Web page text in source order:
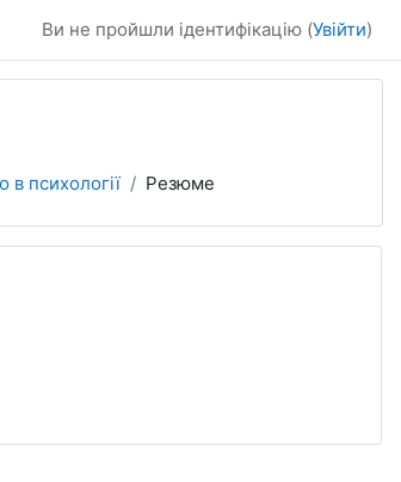
Ви не пройшли ідентифікацію (Увійти)
в психології Резюме